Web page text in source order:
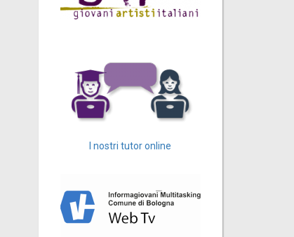
I nostri tutor online